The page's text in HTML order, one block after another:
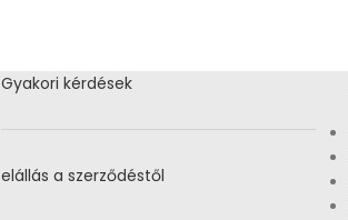
Gyakori kérdések
elállás a szerződéstől